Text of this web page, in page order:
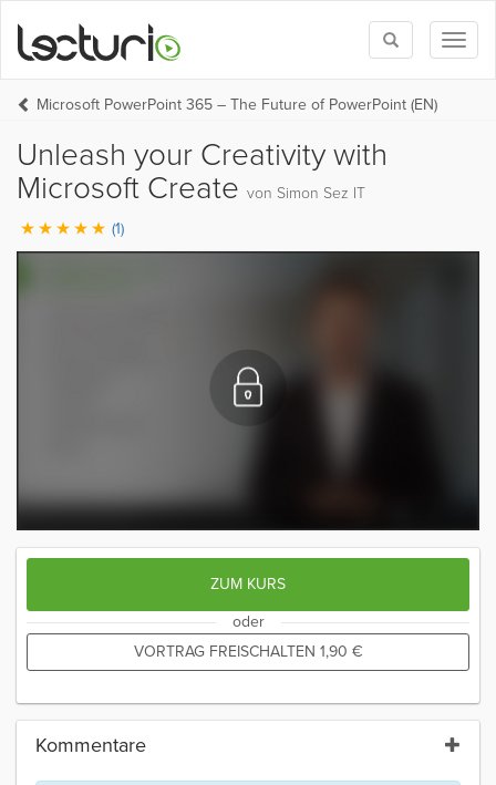
Toggle
search
Microsoft PowerPoint 365 – The Future of PowerPoint (EN)
Unleash your Creativity with
Microsoft Create von Simon Sez IT
(1)
ZUM KURS
oder
VORTRAG FREISCHALTEN 1,90 €
Kommentare